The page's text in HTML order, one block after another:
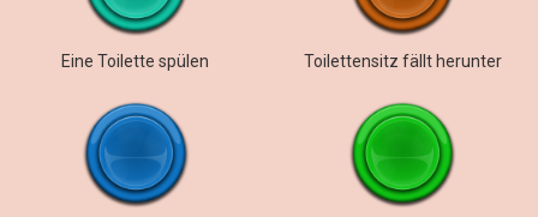
Eine Toilette spülen Toilettensitz fällt herunter